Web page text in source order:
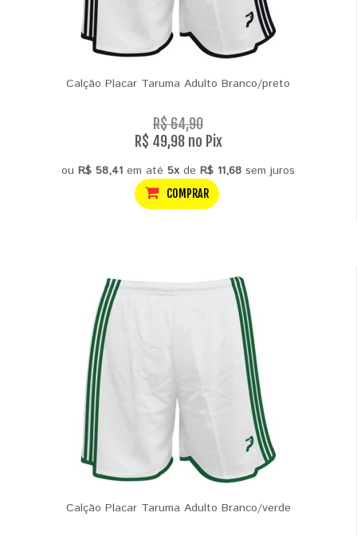
Calção Placar Taruma Adulto Branco/preto
R$ 64,90
R$ 49,98 no Pix
ou R$ 58,41 em até 5xde R$ 11,68 sem juros
COMPRAR
Calção Placar Taruma Adulto Branco/verde